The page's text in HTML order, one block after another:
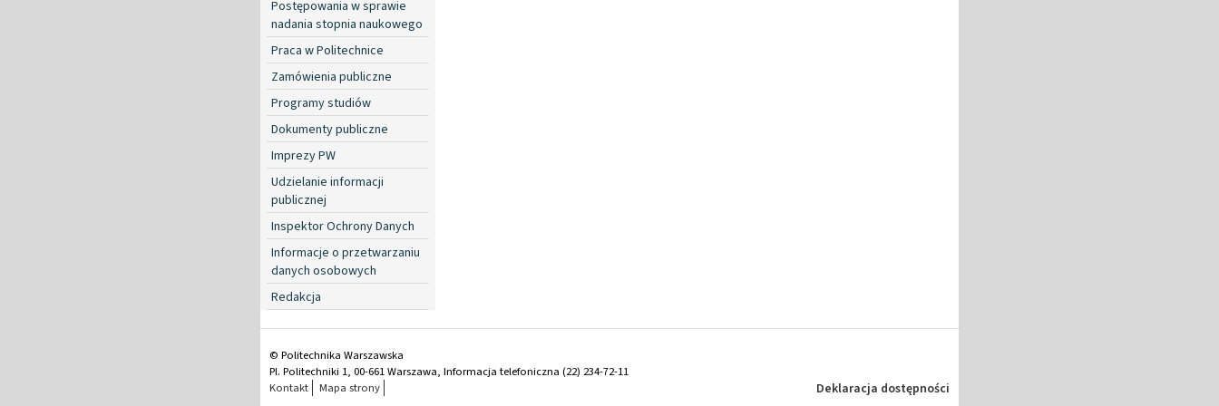
Postępowania w sprawie
nadania stopnia naukowego
Praca w Politechnice
Zamówienia publiczne
Programy studiów
Dokumenty publiczne
Imprezy PW
Udzielanie informacji
publicznej
Inspektor Ochrony Danych
Informacje o przetwarzaniu
danych osobowych
Redakcja
© Politechnika Warszawska
Pl. Politechniki 1, 00-661 Warszawa, Informacja telefoniczna (22) 234-72-11
Kontakt
Mapa strony Deklaracja dostępności